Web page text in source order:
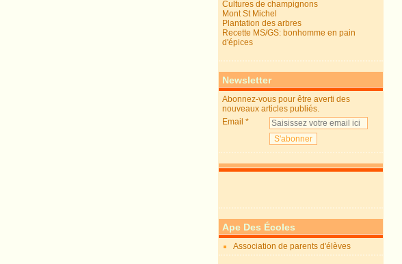
Cultures de champignons
Mont St Michel
Plantation des arbres
Recette MS/GS: bonhomme en pain
d'épices
Newsletter
Abonnez-vous pour être averti des
nouveaux articles publiés.
Email
Ape Des Écoles
Association de parents d'élèves